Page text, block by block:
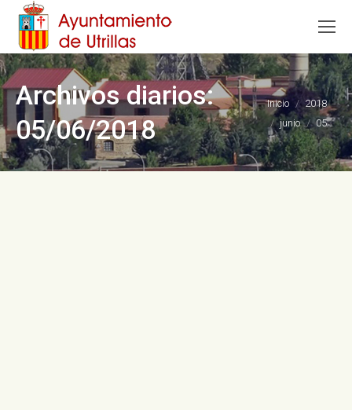
Archivos diarios:
05/06/2018
Estás aquí:
Inicio
2018
junio
05